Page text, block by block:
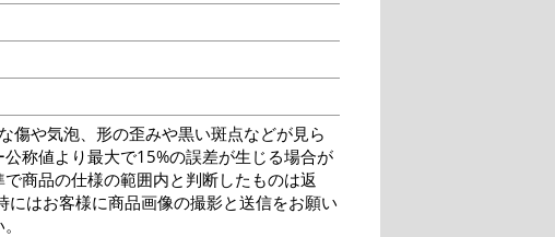
傷や気泡、形の歪みや黒い斑点などが見ら
称値より最大で15%の誤差が生じる場合が
商品の仕様の範囲内と判断したものは返
はお客様に商品画像の撮影と送信をお願い